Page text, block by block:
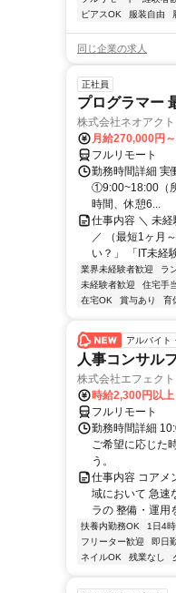
ピアスOK
服装自由
同じ企業の求人
正社員
プログラマー
株式会社ネオアクト
月給270,000円
フルリモート
勤務時間詳細 実
①9:00~18:00（
時間、休憩6...
仕事内容 ＼ 未
／ （最短1ヶ月
い？」 「IT未経
業界未経験者歓迎 ラ
未経験者歓迎
住宅手
在宅OK
賞与あり 育
アルバイト
人事コンサル
株式会社エフェク
時給2,300円以上
フルリモート
勤務時間詳細
ご希望に応じた
う。
仕事内容 コアメ
域において 急速
ラの 整備・運用
扶養内勤務OK 1日4
フリーター歓迎
即日
ネイルOK
残業なし